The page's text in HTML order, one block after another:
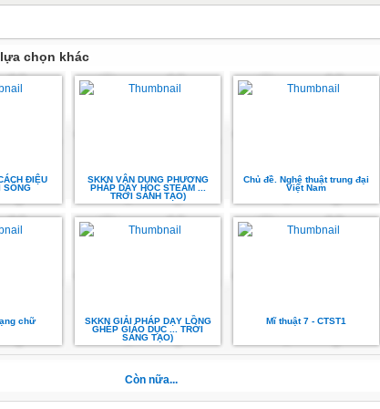
sản
cách
chọn khác
ĐIỆU
SỐNG
SKKN VẬN DỤNG PHƯƠNG
PHÁP DẠY HỌC STEAM ...
TRỜI SÁNH TẠO)
Chủ đề. Nghệ thuật trung đại
Việt Nam
chữ
SKKN GIẢI PHÁP DẠY LỒNG
GHÉP GIÁO DỤC ... TRỜI
SÁNG TẠO)
Mĩ thuật 7 - CTST1
Còn nữa...